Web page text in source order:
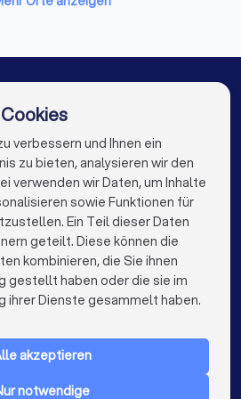
Budgets können
Verbesserungen
Wohnungsbau,
oder Möbeldesign
Tätigkeitsbereich
gefächert. An
stehen Planung
von Räumen,
Spezialist*innen,
und -proportionen
geht. Dieses gilt
in Schwelm
in Leverkusen
in Berlin
in Hamburg
in München
in Köln
in Stuttgart
in Düsseldorf
für Sie
verbessern und Ihnen ein
zu bieten, analysieren wir den
verwenden wir Daten, um Inhalte
sowie Funktionen für
Ein Teil dieser Daten
geteilt. Diese können die
kombinieren, die Sie ihnen
gestellt haben oder die sie im
ihrer Dienste gesammelt haben.
akzeptieren
notwendige